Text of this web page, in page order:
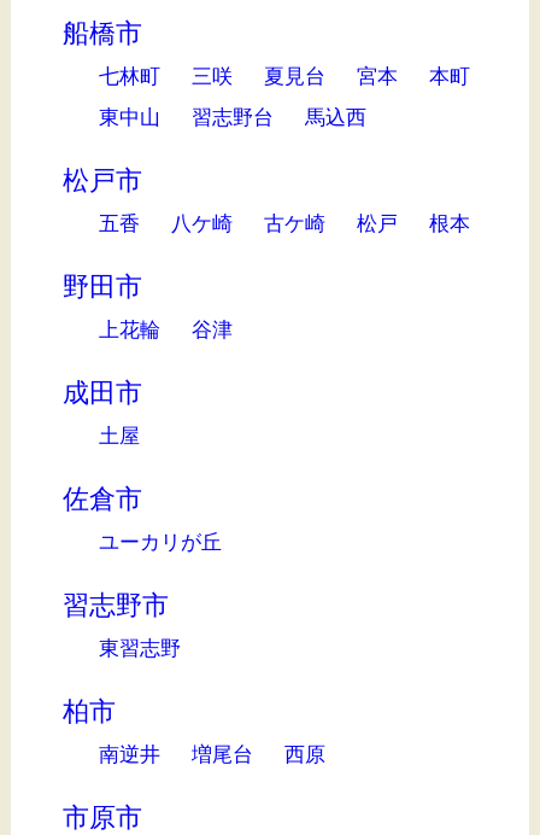
船橋市
七林町 三咲 夏見台 宮本
本町
東中山
習志野台 馬込西
松戸市
五香 八ケ崎 古ケ崎 松戸 根本
野田市
上花輪 谷津
成田市
土屋
佐倉市
ユーカリが丘
習志野市
東習志野
柏市
南逆井 増尾台 西原
市原市